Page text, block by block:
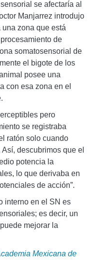
se afectaría al
Manjarrez introdujo
zona que está
de
somatosensorial de
el bigote de los
posee una
con esa zona en el
pero
se registraba
ratón solo cuando
descubrimos que el
potencia la
lo que derivaba en
de acción”.
interno en el SN es
es decir, un
mejorar la
Mexicana de